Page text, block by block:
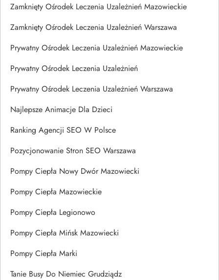
Zamknięty Ośrodek Leczenia Uzależnień Mazowieckie
Zamknięty Ośrodek Leczenia Uzależnień Warszawa
Prywatny Ośrodek Leczenia Uzależnień Mazowieckie
Prywatny Ośrodek Leczenia Uzależnień
Prywatny Ośrodek Leczenia Uzależnień Warszawa
Najlepsze Animacje Dla Dzieci
Ranking Agencji SEO W Polsce
Pozycjonowanie Stron SEO Warszawa
Pompy Ciepła Nowy Dwór Mazowiecki
Pompy Ciepła Mazowieckie
Pompy Ciepła Legionowo
Pompy Ciepła Mińsk Mazowiecki
Pompy Ciepła Marki
Tanie Busy Do Niemiec Grudziądz